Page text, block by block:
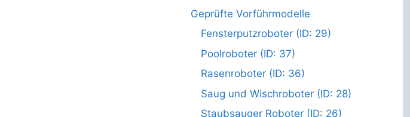
Geprüfte Vorführmodelle
Fensterputzroboter (ID: 29)
Poolroboter (ID: 37)
Rasenroboter (ID: 36)
Saug und Wischroboter (ID: 28)
Staubsauger Roboter (ID: 26)